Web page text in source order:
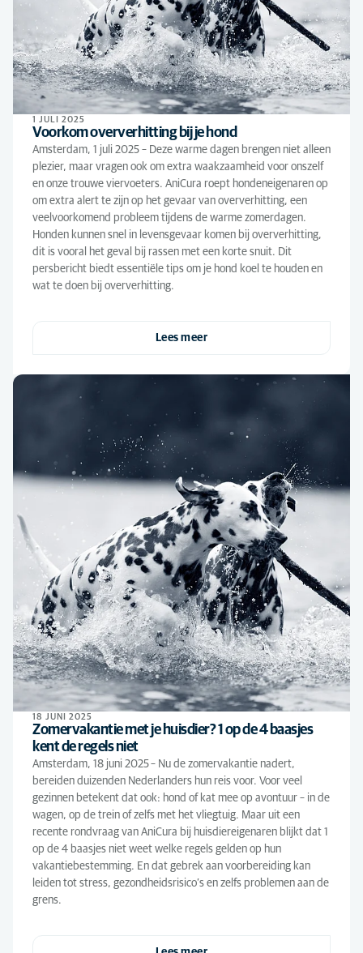
1 JULI 2025
Voorkom oververhitting bij je hond
Amsterdam, 1 juli 2025 – Deze warme dagen brengen niet alleen
plezier, maar vragen ook om extra waakzaamheid voor onszelf
en onze trouwe viervoeters. AniCura roept hondeneigenaren op
om extra alert te zijn op het gevaar van oververhitting, een
veelvoorkomend probleem tijdens de warme zomerdagen.
Honden kunnen snel in levensgevaar komen bij oververhitting,
dit is vooral het geval bij rassen met een korte snuit. Dit
persbericht biedt essentiële tips om je hond koel te houden en
wat te doen bij oververhitting.
Lees meer
18 JUNI 2025
Zomervakantie met je huisdier? 1 op de 4 baasjes
kent de regels niet
Amsterdam, 18 juni 2025 – Nu de zomervakantie nadert,
bereiden duizenden Nederlanders hun reis voor. Voor veel
gezinnen betekent dat ook: hond of kat mee op avontuur – in de
wagen, op de trein of zelfs met het vliegtuig. Maar uit een
recente rondvraag van AniCura bij huisdiereigenaren blijkt dat 1
op de 4 baasjes niet weet welke regels gelden op hun
vakantiebestemming. En dat gebrek aan voorbereiding kan
leiden tot stress, gezondheidsrisico’s en zelfs problemen aan de
grens.